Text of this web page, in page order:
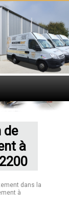
de
à
dans la
à